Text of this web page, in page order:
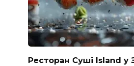
Ресторан Суші Island у